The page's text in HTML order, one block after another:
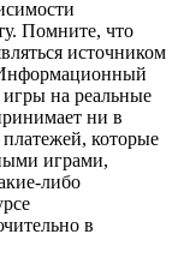
Помните, что
источником
Информационный
игры на реальные
ни в
которые
играми,
либо
в